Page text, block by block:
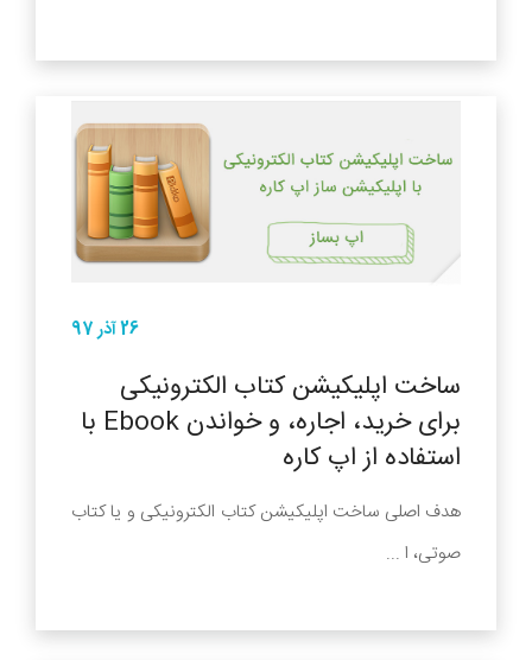
26 آذر 97
ساخت اپلیکیشن کتاب الکترونیکی
برای خرید، اجاره، و خواندن Ebook با
استفاده از اپ کاره
هدف اصلی ساخت اپلیکیشن کتاب الکترونیکی و یا کتاب
صوتی، ا ...